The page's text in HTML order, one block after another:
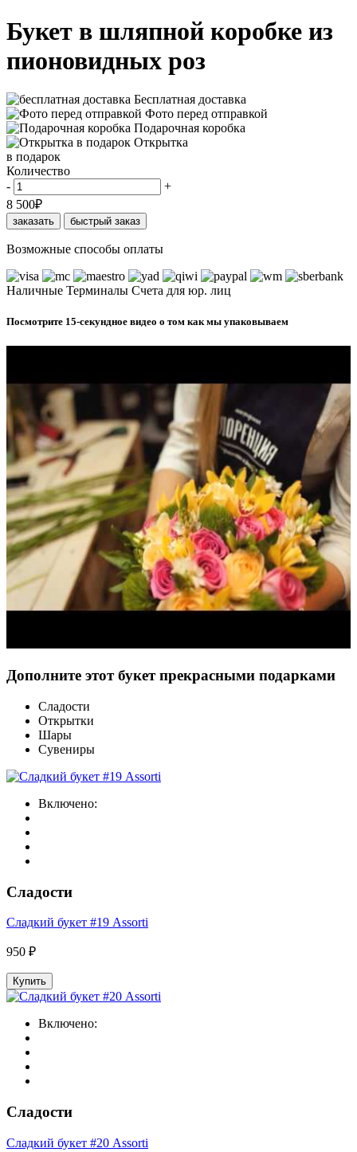
Букет в шляпной коробке из
пионовидных роз
Бесплатная доставка
Фото перед отправкой
Подарочная коробка
Открытка
в подарок
Количество
-
+
8 500₽
заказать быстрый заказ
Возможные способы оплаты
Наличные Терминалы Счета для юр. лиц
Посмотрите 15-секундное видео о том как мы упаковываем
Дополните этот букет прекрасными подарками
Сладости
Открытки
Шары
Сувениры
Включено:
Сладости
Сладкий букет #19 Assorti
950 ₽
Купить
Включено:
Сладости
Сладкий букет #20 Assorti